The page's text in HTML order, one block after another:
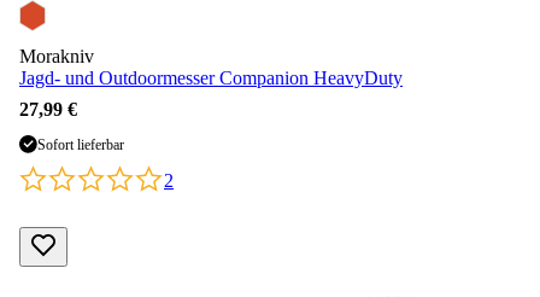
Morakniv
Jagd- und Outdoormesser Companion HeavyDuty
27,99 €
Sofort lieferbar
2